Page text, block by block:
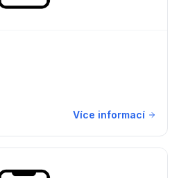
Více informací